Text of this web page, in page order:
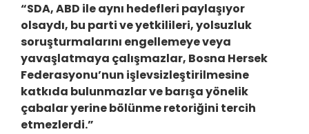
“SDA, ABD ile aynı hedefleri paylaşıyor
olsaydı, bu parti ve yetkilileri, yolsuzluk
soruşturmalarını engellemeye veya
yavaşlatmaya çalışmazlar, Bosna Hersek
Federasyonu’nun işlevsizleştirilmesine
katkıda bulunmazlar ve barışa yönelik
çabalar yerine bölünme retoriğini tercih
etmezlerdi.”